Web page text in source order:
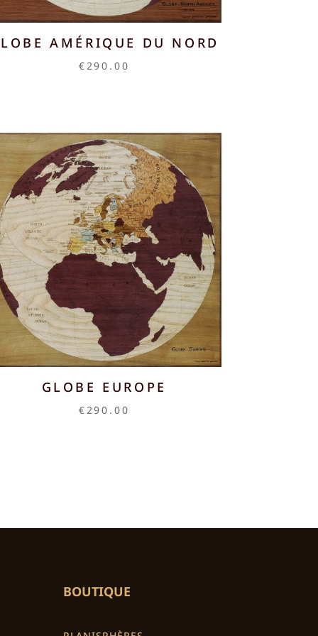
AMÉRIQUE DU NORD
€ 290.00
GLOBE EUROPE
€290.00
BOUTIQUE